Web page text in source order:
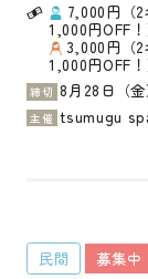
7,000円（
1,000円OFF！
3,000円（2
1,000円OFF！
締切 8月28日（金
主催 tsumugu
民間 募集中